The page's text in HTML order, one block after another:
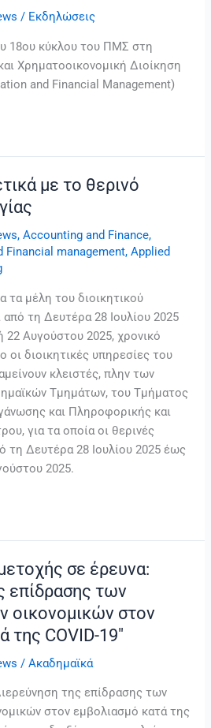
/ Εκδηλώσεις
18ου κύκλου του ΠΜΣ στη
Χρηματοοικονομική Διοίκηση
and Financial Management)
με το θερινό
,Accounting and Finance,
Financial management,Applied
τα μέλη του διοικητικού
τη Δευτέρα 28 Ιουλίου 2025
Αυγούστου 2025, χρονικό
οι διοικητικές υπηρεσίες του
κλειστές, πλην των
Τμημάτων, του Τμήματος
και Πληροφορικής και
για τα οποία οι θερινές
τη Δευτέρα 28 Ιουλίου 2025 έως
2025.
σε έρευνα:
επίδρασης των
οικονομικών στον
της COVID-19"
/Ακαδημαϊκά
της επίδρασης των
στον εμβολιασμό κατά της